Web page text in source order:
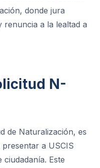
donde jura
renuncia a la lealtad a
N-
de Naturalización, es
a USCIS
Este